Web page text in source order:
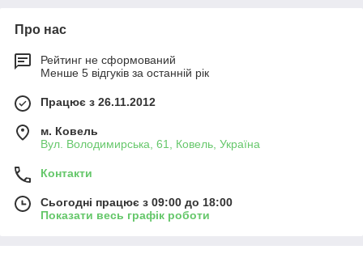
Про нас
Рейтинг не сформований
Менше 5 відгуків за останній рік
Працює з 26.11.2012
м. Ковель
Вул. Володимирська, 61, Ковель, Україна
Контакти
Сьогодні працює з 09:00 до 18:00
Показати весь графік роботи